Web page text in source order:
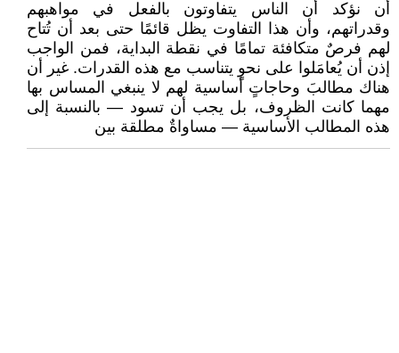
أن نؤكد أن الناس يتفاوتون بالفعل في مواهبهم
وقدراتهم، وأن هذا التفاوت يظل قائمًا حتى بعد أن تُتاح
لهم فرصٌ متكافئة تمامًا في نقطة البداية، فمن الواجب
إذن أن يُعامَلوا على نحوٍ يتناسب مع هذه القدرات. غير أن
هناك مطالبَ وحاجاتٍ أساسية لهم لا ينبغي المساس بها
مهما كانت الظروف، بل يجب أن تسود — بالنسبة إلى
هذه المطالب الأساسية — مساواةٌ مطلقة بين